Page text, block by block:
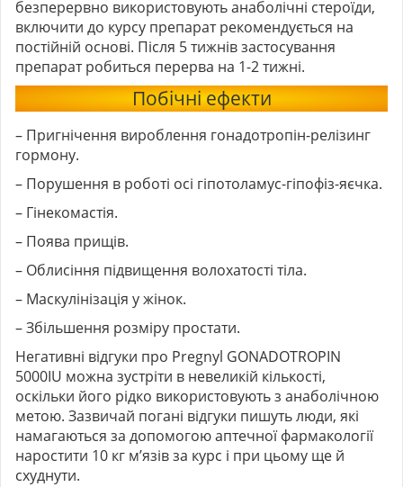
безперервно використовують анаболічні стероїди,
включити до курсу препарат рекомендується на
постійній основі. Після 5 тижнів застосування
препарат робиться перерва на 1-2 тижні.
Побічні ефекти
– Пригнічення вироблення гонадотропін-релізинг
гормону.
– Порушення в роботі осі гіпотоламус-гіпофіз-яєчка.
– Гінекомастія.
– Поява прищів.
– Облисіння підвищення волохатості тіла.
– Маскулінізація у жінок.
– Збільшення розміру простати.
Негативні відгуки про Pregnyl GONADOTROPIN
5000IU можна зустріти в невеликій кількості,
оскільки його рідко використовують з анаболічною
метою. Зазвичай погані відгуки пишуть люди, які
намагаються за допомогою аптечної фармакології
наростити 10 кг м’язів за курс і при цьому ще й
схуднути.